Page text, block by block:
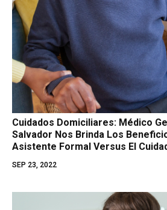
Cuidados Domiciliares: Médico
Salvador Nos Brinda Los
Asistente Formal Versus El
SEP 23, 2022